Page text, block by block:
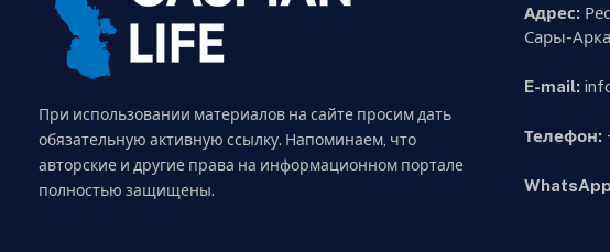
При использовании материалов на сайте просим дать
обязательную активную ссылку. Напоминаем, что
авторские и другие права на информационном портале
полностью защищены.
Адрес:
Сары-
E-mail:
Телефон: